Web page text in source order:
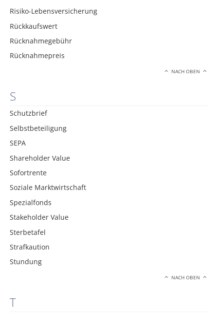
Risiko-Lebensversicherung
Rückkaufswert
Rücknahmegebühr
Rücknahmepreis
NACH OBEN
S
Schutzbrief
Selbstbeteiligung
SEPA
Shareholder Value
Sofortrente
Soziale Marktwirtschaft
Spezialfonds
Stakeholder Value
Sterbetafel
Strafkaution
Stundung
NACH OBEN
T